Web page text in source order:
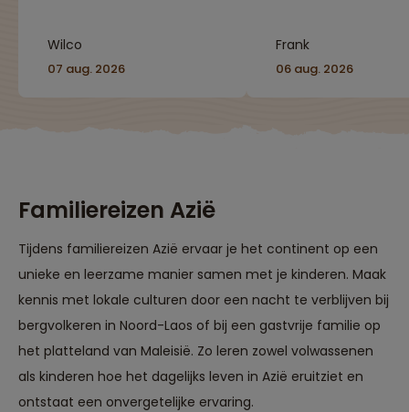
Wilco
07 aug. 2026
omgaan. Met een
mooie 3-daagse
Frank
06 aug. 2026
Familiereizen Azië
Tijdens familiereizen Azië ervaar je het continent op een
unieke en leerzame manier samen met je kinderen. Maak
kennis met lokale culturen door een nacht te verblijven bij
bergvolkeren in Noord-Laos of bij een gastvrije familie op
het platteland van Maleisië. Zo leren zowel volwassenen
als kinderen hoe het dagelijks leven in Azië eruitziet en
ontstaat een onvergetelijke ervaring.